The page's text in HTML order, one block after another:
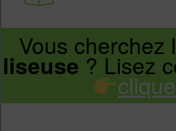
Infos sur les
Vivlio, Pocketbook
Aller
Aller
Vous cherchez
liseuse? Lisez